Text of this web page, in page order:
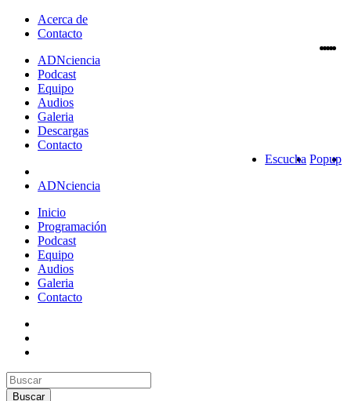
Acerca de
Contacto
ADNciencia
Podcast
Equipo
Audios
Galeria
Descargas
Contacto
Popup
Escucha
ADNciencia
Inicio
Programación
Podcast
Equipo
Audios
Galeria
Contacto